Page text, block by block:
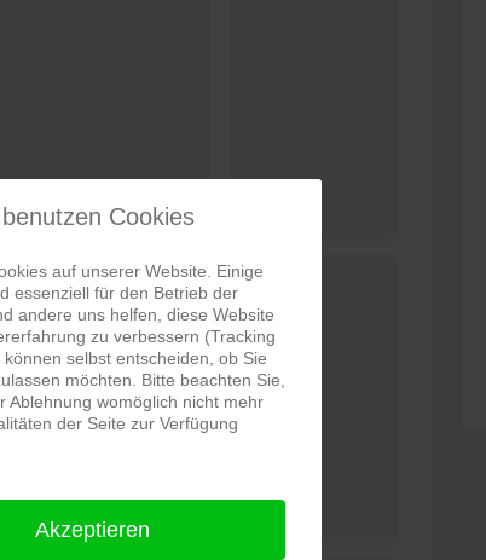
Cookies
auf unserer Website. Einige
essenziell für den Betrieb der
andere uns helfen, diese Website
zu verbessern (Tracking
selbst entscheiden, ob Sie
möchten. Bitte beachten Sie,
Ablehnung womöglich nicht mehr
der Seite zur Verfügung
Akzeptieren